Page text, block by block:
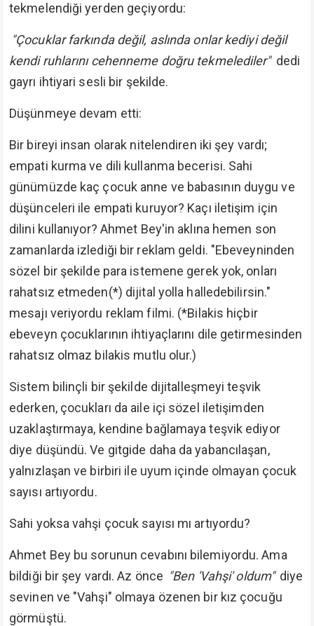
tekmelendiği yerden geçiyordu:
"Çocuklar farkında değil, aslında onlar kediyi değil
kendi ruhlarını cehenneme doğru tekmelediler" dedi
gayrı ihtiyari sesli bir şekilde.
Düşünmeye devam etti:
Bir bireyi insan olarak nitelendiren iki şey vardı;
empati kurma ve dili kullanma becerisi. Sahi
günümüzde kaç çocuk anne ve babasının duygu ve
düşünceleri ile empati kuruyor? Kaçı iletişim için
dilini kullanıyor? Ahmet Bey'in aklına hemen son
zamanlarda izlediği bir reklam geldi. "Ebeveyninden
sözel bir şekilde para istemene gerek yok, onları
rahatsız etmeden(*) dijital yolla halledebilirsin."
mesajı veriyordu reklam filmi. (*Bilakis hiçbir
ebeveyn çocuklarının ihtiyaçlarını dile getirmesinden
rahatsız olmaz bilakis mutlu olur.)
Sistem bilinçli bir şekilde dijitalleşmeyi teşvik
ederken, çocukları da aile içi sözel iletişimden
uzaklaştırmaya, kendine bağlamaya teşvik ediyor
diye düşündü. Ve gitgide daha da yabancılaşan,
yalnızlaşan ve birbiri ile uyum içinde olmayan çocuk
sayısı artıyordu.
Sahi yoksa vahşi çocuk sayısı mı artıyordu?
Ahmet Bey bu sorunun cevabını bilemiyordu. Ama
bildiği bir şey vardı. Az önce "Ben 'Vahşi' oldum" diye
sevinen ve "Vahşi" olmaya özenen bir kız çocuğu
görmüştü.